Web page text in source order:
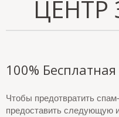
ЦЕНТР
100%
Чтобы предотвратить
предоставить